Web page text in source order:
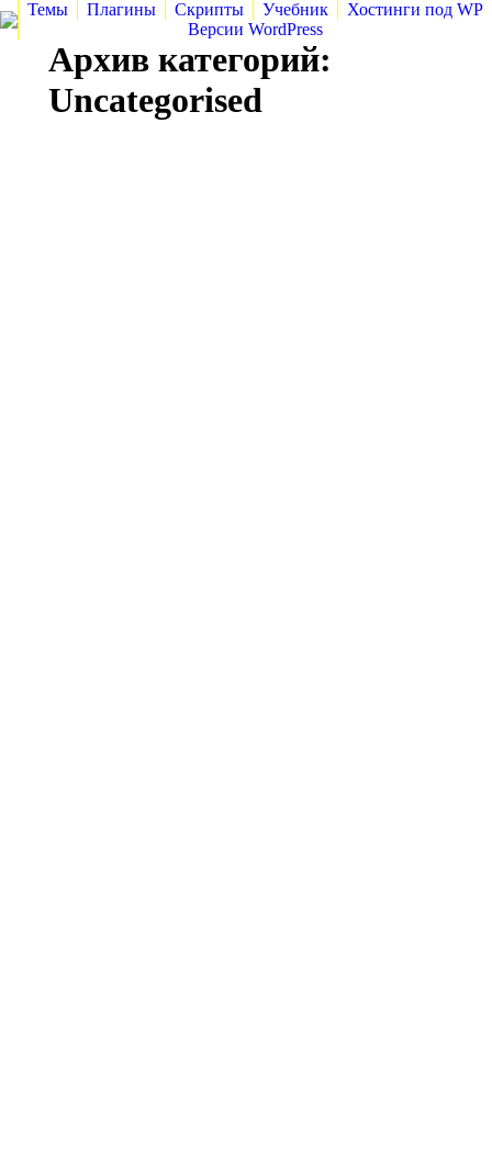
Темы Плагины Скрипты Учебник
Хостинги под WP
Версии WordPress
Архив категорий:
Uncategorised